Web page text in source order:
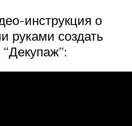
инструкция о
руками создать
“Декупаж”: